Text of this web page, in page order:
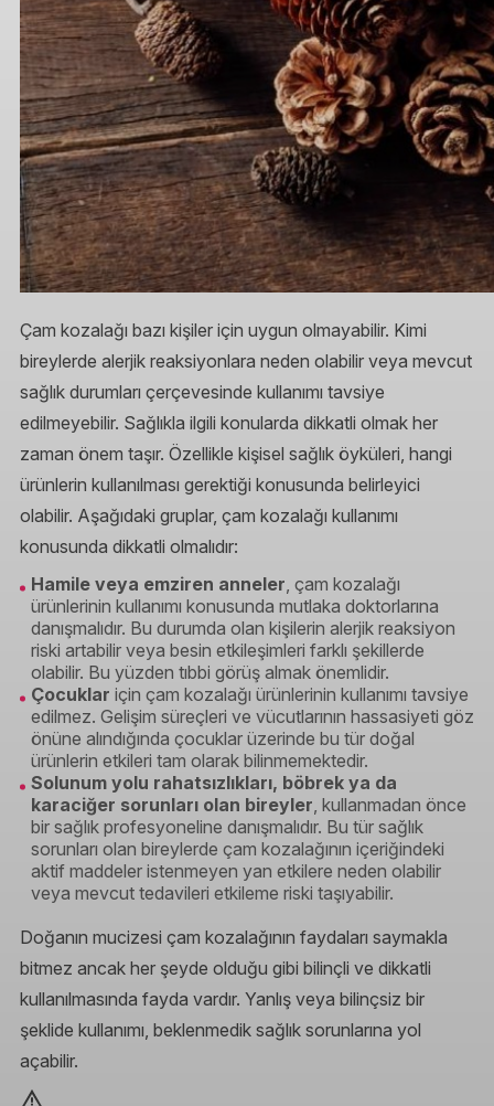
Çam kozalağı bazı kişiler için uygun olmayabilir. Kimi
bireylerde alerjik reaksiyonlara neden olabilir veya mevcut
sağlık durumları çerçevesinde kullanımı tavsiye
edilmeyebilir. Sağlıkla ilgili konularda dikkatli olmak her
zaman önem taşır. Özellikle kişisel sağlık öyküleri, hangi
ürünlerin kullanılması gerektiği konusunda belirleyici
olabilir. Aşağıdaki gruplar, çam kozalağı kullanımı
konusunda dikkatli olmalıdır:
Hamile veya emziren anneler, çam kozalağı
ürünlerinin kullanımı konusunda mutlaka doktorlarına
danışmalıdır. Bu durumda olan kişilerin alerjik reaksiyon
riski artabilir veya besin etkileşimleri farklı şekillerde
olabilir. Bu yüzden tıbbi görüş almak önemlidir.
Çocuklar için çam kozalağı ürünlerinin kullanımı tavsiye
edilmez. Gelişim süreçleri ve vücutlarının hassasiyeti göz
önüne alındığında çocuklar üzerinde bu tür doğal
ürünlerin etkileri tam olarak bilinmemektedir.
Solunum yolu rahatsızlıkları, böbrek ya da
karaciğer sorunları olan bireyler, kullanmadan önce
bir sağlık profesyoneline danışmalıdır. Bu tür sağlık
sorunları olan bireylerde çam kozalağının içeriğindeki
aktif maddeler istenmeyen yan etkilere neden olabilir
veya mevcut tedavileri etkileme riski taşıyabilir.
Doğanın mucizesi çam kozalağının faydaları saymakla
bitmez ancak her şeyde olduğu gibi bilinçli ve dikkatli
kullanılmasında fayda vardır. Yanlış veya bilinçsiz bir
şeklide kullanımı, beklenmedik sağlık sorunlarına yol
açabilir.